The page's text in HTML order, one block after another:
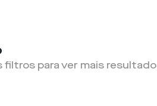
para ver mais